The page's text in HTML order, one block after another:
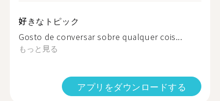
好きなトピック
Gosto de conversar sobre qualquer cois...
もっと見る
アプリをダウンロードする